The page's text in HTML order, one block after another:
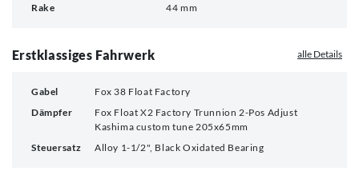
Rake
44 mm
Erstklassiges Fahrwerk alle Details
Gabel
Fox 38 Float Factory
Dämpfer
Fox Float X2 Factory Trunnion 2-Pos Adjust
Kashima custom tune 205x65mm
Steuersatz
Alloy 1-1/2", Black Oxidated Bearing